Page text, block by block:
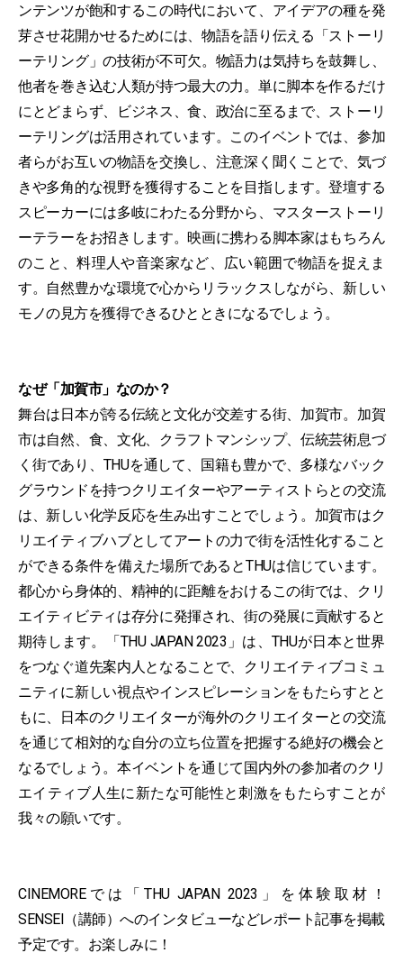
ンテンツが飽和するこの時代において、アイデアの種を発
芽させ花開かせるためには、物語を語り伝える「ストーリ
ーテリング」の技術が不可⽋。物語⼒は気持ちを⿎舞し、
他者を巻き込む⼈類が持つ最⼤の⼒。単に脚本を作るだけ
にとどまらず、ビジネス、⾷、政治に⾄るまで、ストーリ
ーテリングは活⽤されています。このイベントでは、参加
者らがお互いの物語を交換し、注意深く聞くことで、気づ
きや多⾓的な視野を獲得することを⽬指します。登壇する
スピーカーには多岐にわたる分野から、マスターストーリ
ーテラーをお招きします。映画に携わる脚本家はもちろん
のこと、料理⼈や⾳楽家など、広い範囲で物語を捉えま
す。⾃然豊かな環境で⼼からリラックスしながら、新しい
モノの⾒⽅を獲得できるひとときになるでしょう。
なぜ「加賀市」なのか？
舞台は⽇本が誇る伝統と⽂化が交差する街、加賀市。加賀
市は⾃然、⾷、⽂化、クラフトマンシップ、伝統芸術息づ
く街であり、THUを通して、国籍も豊かで、多様なバック
グラウンドを持つクリエイターやアーティストらとの交流
は、新しい化学反応を⽣み出すことでしょう。加賀市はク
リエイティブハブとしてアートの⼒で街を活性化すること
ができる条件を備えた場所であるとTHUは信じています。
都⼼から⾝体的、精神的に距離をおけるこの街では、クリ
エイティビティは存分に発揮され、街の発展に貢献すると
期待します。「THU JAPAN 2023」は、THUが⽇本と世界
をつなぐ道先案内⼈となることで、クリエイティブコミュ
ニティに新しい視点やインスピレーションをもたらすとと
もに、⽇本のクリエイターが海外のクリエイターとの交流
を通じて相対的な⾃分の⽴ち位置を把握する絶好の機会と
なるでしょう。本イベントを通じて国内外の参加者のクリ
エイティブ⼈⽣に新たな可能性と刺激をもたらすことが
我々の願いです。
CINEMOREでは「THU JAPAN 2023」を体験取材！
SENSEI（講師）へのインタビューなどレポート記事を掲載
予定です。お楽しみに！